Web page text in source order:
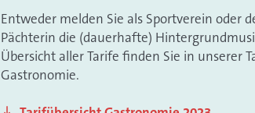
Entweder melden Sie als Sportverein oder
Pächterin die (dauerhafte)
Übersicht aller Tarife finden Sie in unserer
Gastronomie.